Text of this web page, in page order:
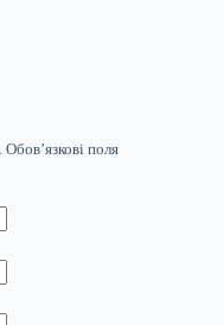
Обов’язкові поля